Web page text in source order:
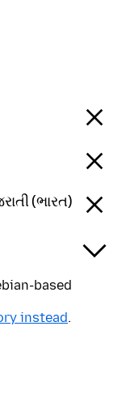
(ભારત)
based
instead.